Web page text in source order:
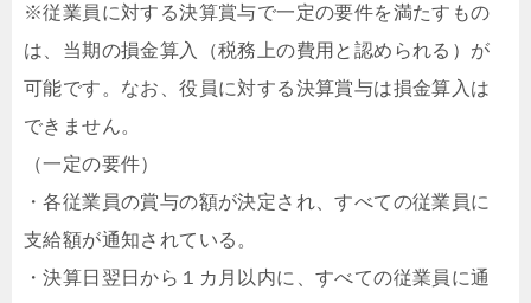
※従業員に対する決算賞与で一定の要件を満たすもの
は、当期の損金算入（税務上の費用と認められる）が
可能です。なお、役員に対する決算賞与は損金算入は
できません。
（一定の要件）
・各従業員の賞与の額が決定され、すべての従業員に
支給額が通知されている。
・決算日翌日から１カ月以内に、すべての従業員に通